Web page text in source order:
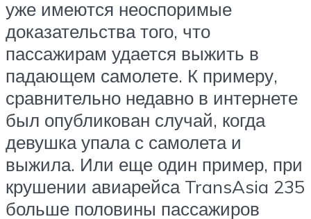
уже имеются неоспоримые
доказательства того, что
пассажирам удается выжить в
падающем самолете. К примеру,
сравнительно недавно в интернете
был опубликован случай, когда
девушка упала с самолета и
выжила. Или еще один пример, при
крушении авиарейса TransAsia 235
больше половины пассажиров